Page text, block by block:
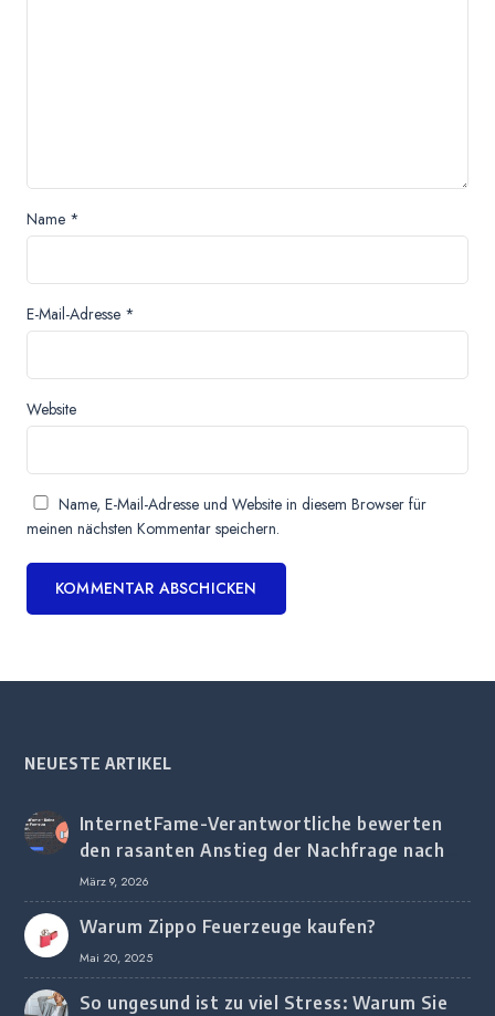
Name *
E-Mail-Adresse *
Website
Name, E-Mail-Adresse und Website in diesem Browser für
meinen nächsten Kommentar speichern.
NEUESTE ARTIKEL
InternetFame-Verantwortliche bewerten
den rasanten Anstieg der Nachfrage nach
digitalem Marketing bei deutschen
Unternehmen
März 9, 2026
Warum Zippo Feuerzeuge kaufen?
Mai 20, 2025
So ungesund ist zu viel Stress: Warum Sie